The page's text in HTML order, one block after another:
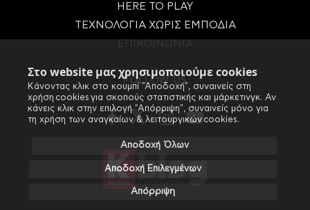
Στο website μας χρησιμοποιούμε cookies
Κάνοντας κλικ στο κουμπί "Αποδοχή", συναινείς στη
χρήση cookies για σκοπούς στατιστικής και μάρκετινγκ. Αν
κάνεις κλικ στην επιλογή "Απόρριψη", συναινείς μόνο για
τη χρήση των αναγκαίων & λειτουργικών cookies.
Αποδοχή Όλων
Αποδοχή Επιλεγμένων
Απόρριψη
HERE TO PLAY
ΤΕΧΝΟΛΟΓΙΑ ΧΩΡΙΣ ΕΜΠΟΔΙΑ
FOLLOW US